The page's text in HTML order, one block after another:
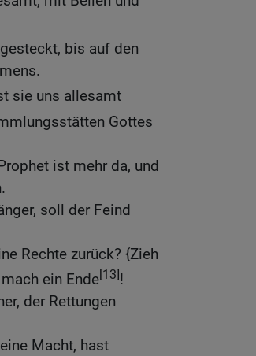
bis auf den
sie uns allesamt
Gottes
ist mehr da, und
soll der Feind
Rechte zurück? {Zieh
ein Ende[13]!
der Rettungen
Macht, hast